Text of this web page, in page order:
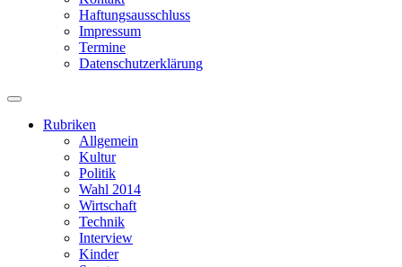
Haftungsausschluss
Impressum
Termine
Datenschutzerklärung
Suchfeld
ein-/ausblenden
Rubriken
Allgemein
Kultur
Politik
Wahl 2014
Wirtschaft
Technik
Interview
Kinder